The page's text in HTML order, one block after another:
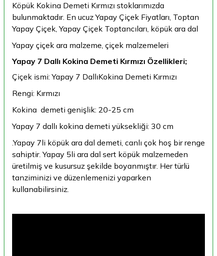
Köpük Kokina Demeti Kırmızı stoklarımızda
bulunmaktadır. En ucuz Yapay Çiçek Fiyatları, Toptan
Yapay Çiçek, Yapay Çiçek Toptancıları, köpük ara dal
Yapay çiçek ara malzeme, çiçek malzemeleri
Yapay 7 Dallı Kokina Demeti Kırmızı Özellikleri;
Çiçek ismi: Yapay 7 DallıKokina Demeti Kırmızı
Rengi: Kırmızı
Kokina demeti genişlik: 20-25 cm
Yapay 7 dallı kokina demeti yüksekliği: 30 cm
.Yapay 7li köpük ara dal demeti, canlı çok hoş bir renge
sahiptir. Yapay 5li ara dal sert köpük malzemeden
üretilmiş ve kusursuz şekilde boyanmıştır. Her türlü
tanziminizi ve düzenlemenizi yaparken
kullanabilirsiniz.